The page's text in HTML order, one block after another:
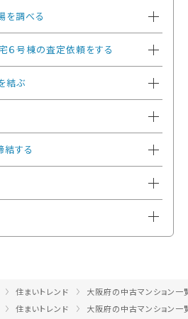
を調べる
６号棟の査定依頼をする
結ぶ
結する
住まいトレンド
大阪府の中古マンション一
住まいトレンド
大阪府の中古マンション一